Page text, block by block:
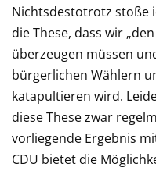
Nichtsdestotrotz stoße
die These, dass wir
überzeugen müssen
bürgerlichen Wählern
katapultieren wird.
diese These zwar
vorliegende Ergebnis
CDU bietet die